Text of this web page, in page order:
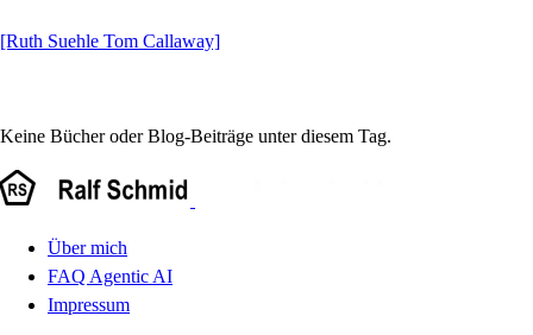
[Ruth Suehle Tom Callaway]
Keine Bücher oder Blog-Beiträge unter diesem Tag.
Über mich
FAQ Agentic AI
Impressum